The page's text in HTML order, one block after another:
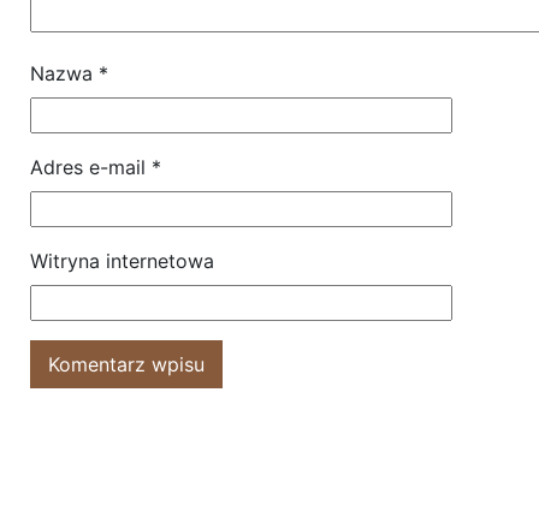
Nazwa *
Adres e-mail *
Witryna internetowa